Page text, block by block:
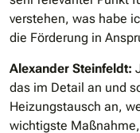
verstehen, was habe
die Förderung in
Alexander Steinfeldt:
das im Detail an und
Heizungstausch an,
wichtigste